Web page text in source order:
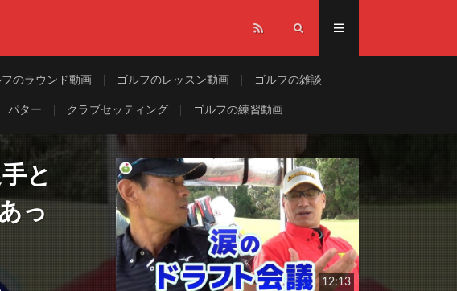
フのラウンド動画 ゴルフのレッスン動画 ゴルフの雑談
パター クラブセッティング ゴルフの練習動画
と
っ
12:13